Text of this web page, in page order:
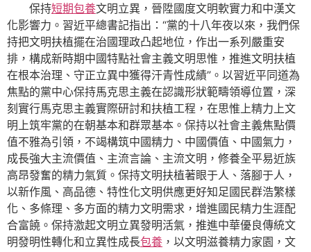
保持短期包養文明立異，晉陞國度文明軟實力和中漢文
化影響力。習近平總書記指出：“黨的十八年夜以來，我們保
持把文明扶植擺在治國理政凸起地位，作出一系列嚴重安
排，構成新時期中國特點社會主義文明思惟，推進文明扶植
在根本治理、守正立異中獲得汗青性成績”。以習近平同道為
焦點的黨中心保持馬克思主義在認識形狀範疇領導位置，深
刻實行馬克思主義實際研討和扶植工程，在思惟上精力上文
明上筑牢黨的在朝基本和群眾基本。保持以社會主義焦點價
值不雅為引領，不竭構筑中國精力、中國價值、中國氣力，
成長強大主流價值、主流言論、主流文明，修養全平易近族
高昂發奮的精力氣質。保持文明扶植著眼于人、落腳于人，
以新作風、高品德、特性化文明供應更好知足國民群浩繁樣
化、多條理、多方面的精力文明需求，增進國民精力生涯配
合富饒。保持激起文明立異發明活氣，推進中華優良傳統文
明發明性轉化和立異性成長包養 ，以文明滋養精力家園，文